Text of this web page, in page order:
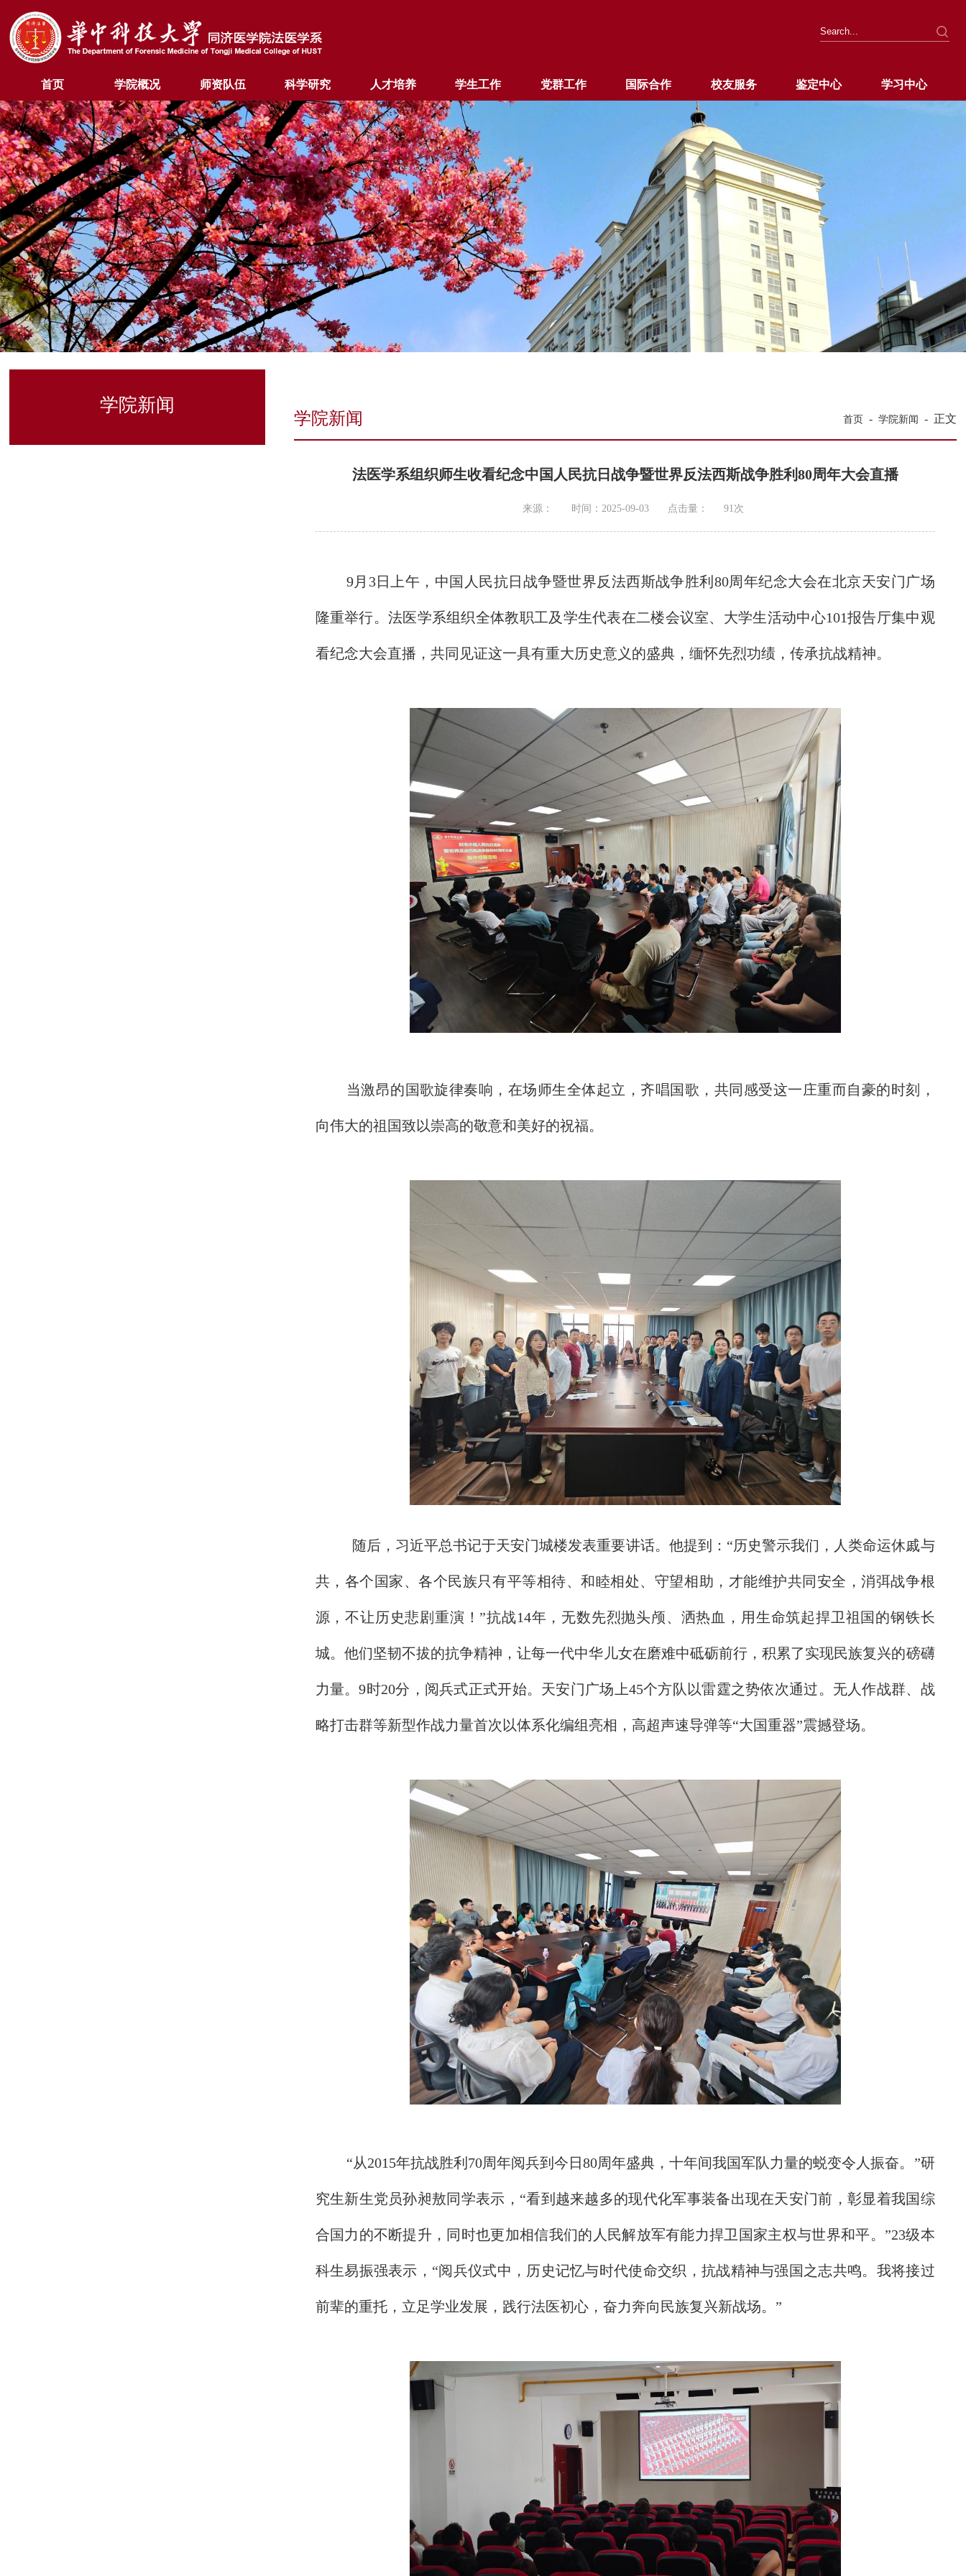
首页 学院概况 师资队伍 科学研究 人才培养 学生工作 党群工作 国际合作 校友服务 鉴定中心 学习中心
学院新闻
学院新闻 首页 - 学院新闻 - 正文
法医学系组织师生收看纪念中国人民抗日战争暨世界反法西斯战争胜利80周年大会直播
来源： 时间：2025-09-03 点击量： 91次
9月3日上午，中国人民抗日战争暨世界反法西斯战争胜利80周年纪念大会在北京天安门广场
隆重举行。法医学系组织全体教职工及学生代表在二楼会议室、大学生活动中心101报告厅集中观
看纪念大会直播，共同见证这一具有重大历史意义的盛典，缅怀先烈功绩，传承抗战精神。
当激昂的国歌旋律奏响，在场师生全体起立，齐唱国歌，共同感受这一庄重而自豪的时刻，
向伟大的祖国致以崇高的敬意和美好的祝福。
随后，习近平总书记于天安门城楼发表重要讲话。他提到：“历史警示我们，人类命运休戚与
共，各个国家、各个民族只有平等相待、和睦相处、守望相助，才能维护共同安全，消弭战争根
源，不让历史悲剧重演！”抗战14年，无数先烈抛头颅、洒热血，用生命筑起捍卫祖国的钢铁长
城。他们坚韧不拔的抗争精神，让每一代中华儿女在磨难中砥砺前行，积累了实现民族复兴的磅礴
力量。9时20分，阅兵式正式开始。天安门广场上45个方队以雷霆之势依次通过。无人作战群、战
略打击群等新型作战力量首次以体系化编组亮相，高超声速导弹等“大国重器”震撼登场。
“从2015年抗战胜利70周年阅兵到今日80周年盛典，十年间我国军队力量的蜕变令人振奋。”研
究生新生党员孙昶敖同学表示，“看到越来越多的现代化军事装备出现在天安门前，彰显着我国综
合国力的不断提升，同时也更加相信我们的人民解放军有能力捍卫国家主权与世界和平。”23级本
科生易振强表示，“阅兵仪式中，历史记忆与时代使命交织，抗战精神与强国之志共鸣。我将接过
前辈的重托，立足学业发展，践行法医初心，奋力奔向民族复兴新战场。 ”